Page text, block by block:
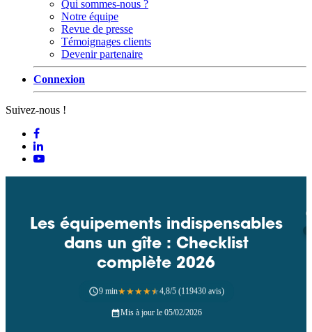
Qui sommes-nous ?
Notre équipe
Revue de presse
Témoignages clients
Devenir partenaire
Connexion
Suivez-nous !
Les équipements indispensables
dans un gîte : Checklist
complète 2026
9 min★★★★★4,8/5 (119430 avis)
Mis à jour le 05/02/2026